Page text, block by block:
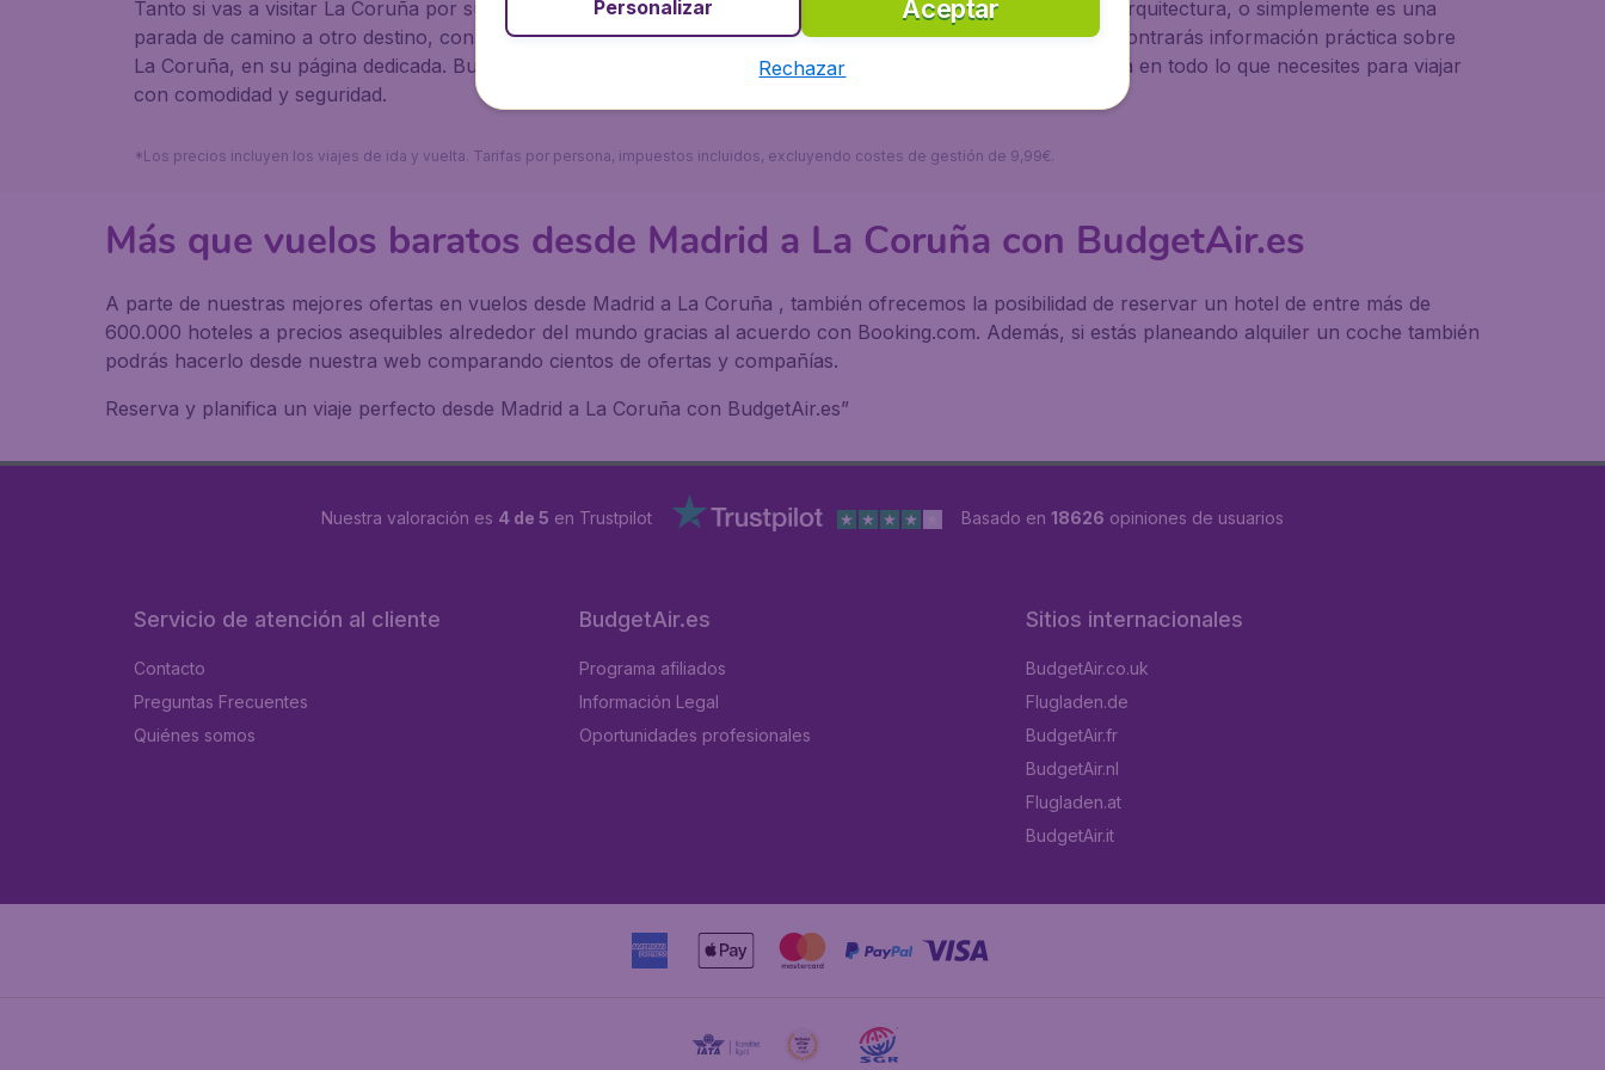
Tanto si vas a visitar La Coruña por su cultura única, la población local, el impresionante paisaje, museos o arquitectura, o simplemente es una
parada de camino a otro destino, con BudgetAir tendrás un viaje agradable garantizado. En BudgetAir.es, encontrarás información práctica sobre
La Coruña, en su página dedicada. BudgetAir es una empresa europea líder en el sector turístico y te ayudará en todo lo que necesites para viajar
con comodidad y seguridad.
*Los precios incluyen los viajes de ida y vuelta. Tarifas por persona, impuestos incluidos, excluyendo costes de gestión de 9,99€.
Más que vuelos baratos desde Madrid a La Coruña con BudgetAir.es
A parte de nuestras mejores ofertas en vuelos desde Madrid a La Coruña , también ofrecemos la posibilidad de reservar un hotel de entre más de
600.000 hoteles a precios asequibles alrededor del mundo gracias al acuerdo con Booking.com. Además, si estás planeando alquiler un coche también
podrás hacerlo desde nuestra web comparando cientos de ofertas y compañías.
Reserva y planifica un viaje perfecto desde Madrid a La Coruña con BudgetAir.es”
Nuestra valoración es 4 de 5 en Trustpilot Basado en 18626 opiniones de usuarios
Servicio de atención al cliente
Contacto
Preguntas Frecuentes
Quiénes somos
BudgetAir.es
Programa afiliados
Información Legal
Oportunidades profesionales
Sitios internacionales
BudgetAir.co.uk
Flugladen.de
BudgetAir.fr
BudgetAir.nl
Flugladen.at
BudgetAir.it
Aceptar
Personalizar
Rechazar